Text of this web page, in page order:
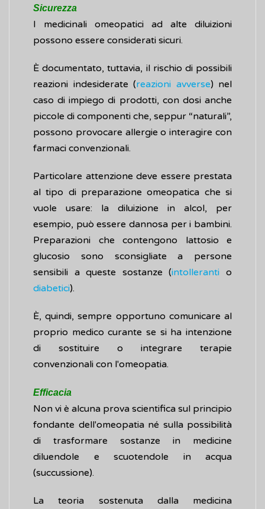
Sicurezza
I medicinali omeopatici ad alte diluizioni
possono essere considerati sicuri.
È documentato, tuttavia, il rischio di possibili
reazioni indesiderate (reazioni avverse) nel
caso di impiego di prodotti, con dosi anche
piccole di componenti che, seppur “naturali”,
possono provocare allergie o interagire con
farmaci convenzionali.
Particolare attenzione deve essere prestata
al tipo di preparazione omeopatica che si
vuole usare: la diluizione in alcol, per
esempio, può essere dannosa per i bambini.
Preparazioni che contengono lattosio e
glucosio sono sconsigliate a persone
sensibili a queste sostanze (intolleranti o
diabetici).
È, quindi, sempre opportuno comunicare al
proprio medico curante se si ha intenzione
di sostituire o integrare terapie
convenzionali con l'omeopatia.
Efficacia
Non vi è alcuna prova scientifica sul principio
fondante dell'omeopatia né sulla possibilità
di trasformare sostanze in medicine
diluendole e scuotendole in acqua
(succussione).
La teoria sostenuta dalla medicina